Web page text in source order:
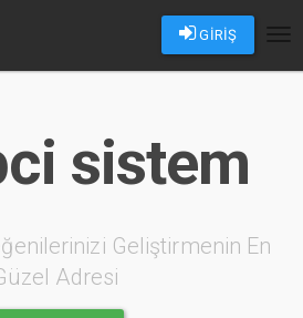
GİRİŞ
sistem
Geliştirmenin En
Adresi